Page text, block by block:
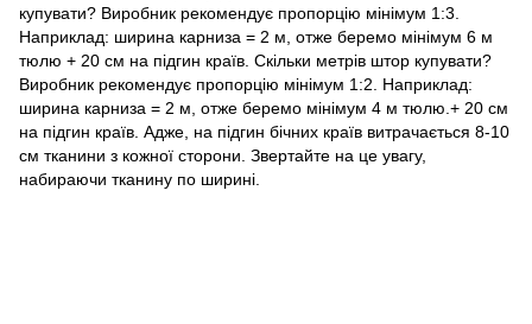
купувати? Виробник рекомендує пропорцію мінімум 1:3.
Наприклад: ширина карниза = 2 м, отже беремо мінімум 6 м
тюлю + 20 см на підгин країв. Скільки метрів штор купувати?
Виробник рекомендує пропорцію мінімум 1:2. Наприклад:
ширина карниза = 2 м, отже беремо мінімум 4 м тюлю.+ 20 см
на підгин країв. Адже, на підгин бічних країв витрачається 8-10
см тканини з кожної сторони. Звертайте на це увагу,
набираючи тканину по ширині.